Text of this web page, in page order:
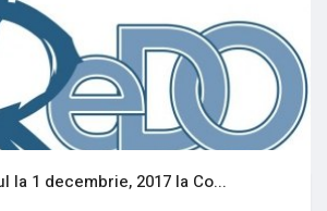
la 1 decembrie, 2017 la Co...